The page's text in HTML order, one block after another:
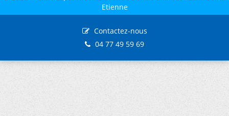
Etienne
Contactez-nous
04 77 49 59 69